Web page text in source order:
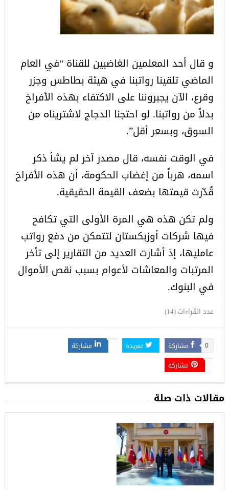
و قال أحد المعلمين الغاضبين للقناة “في العام
الماضي تلقينا رواتبنا في هيئة بطاطس وجزر
وقرع، الآن يجبروننا على الاكتفاء بهذه الأفراخ
بدلاً من رواتبنا. لو احتجنا الدجاج لاشتريناه من
السوق، وبسعر أقل”.
في الوقت نفسه، قال مصدر آخر لم يشأ ذكر
اسمه، هرباً من إغضاب الحكومة، أن هذه الأفراخ
قُدّرت قيمتها بضعف القيمة الحقيقية.
ولم تكن هذه هي المرة الأولى التي تكافح
فيها شركات أوزبكستان لتتمكن من دفع رواتب
عامليها، إذ أشارت العديد من التقارير إلى تأخر
المرتبات والمعاشات لأعوام بسبب نقص الأموال
في البنوك.
عدد القراءات (14)
مشاركة 0 تغريدة
مشاركة
مشاركة
مقالات ذات صلة